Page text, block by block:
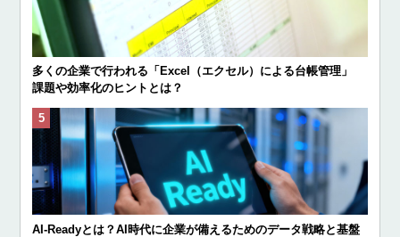
多くの企業で行われる「Excel（エクセル）による台帳管理」
課題や効率化のヒントとは？
AI-Readyとは？AI時代に企業が備えるためのデータ戦略と基盤